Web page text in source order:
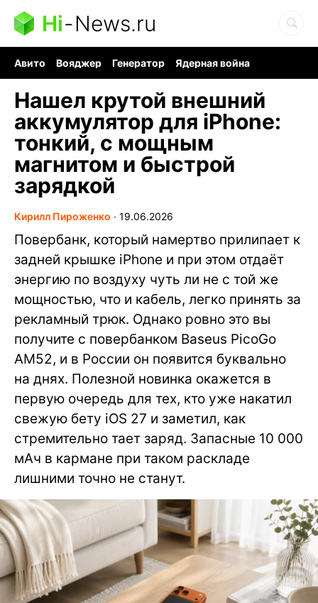
Hi-News.ru
Авито Вояджер Генератор
Ядерная война
Нашел крутой внешний
аккумулятор для iPhone:
тонкий, с мощным
магнитом и быстрой
зарядкой
Кирилл Пироженко ∙ 19.06.2026
Повербанк, который намертво прилипает к
задней крышке iPhone и при этом отдаёт
энергию по воздуху чуть ли не с той же
мощностью, что и кабель, легко принять за
рекламный трюк. Однако ровно это вы
получите с повербанком Baseus PicoGo
AM52, и в России он появится буквально
на днях. Полезной новинка окажется в
первую очередь для тех, кто уже накатил
свежую бету iOS 27 и заметил, как
стремительно тает заряд. Запасные 10 000
мАч в кармане при таком раскладе
лишними точно не станут.